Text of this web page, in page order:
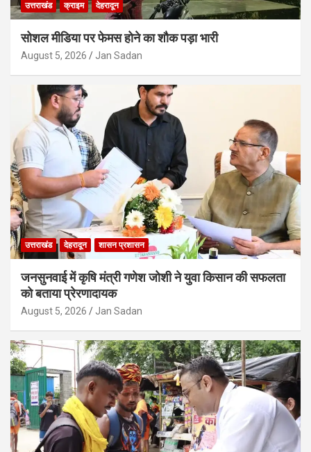
उत्तराखंड क्राइम देहरादून
सोशल मीडिया पर फेमस होने का शौक पड़ा भारी
August 5, 2026 Jan Sadan
उत्तराखंड देहरादून शासन प्रशासन
जनसुनवाई में कृषि मंत्री गणेश जोशी ने युवा किसान की सफलता
को बताया प्रेरणादायक
August 5, 2026 Jan Sadan